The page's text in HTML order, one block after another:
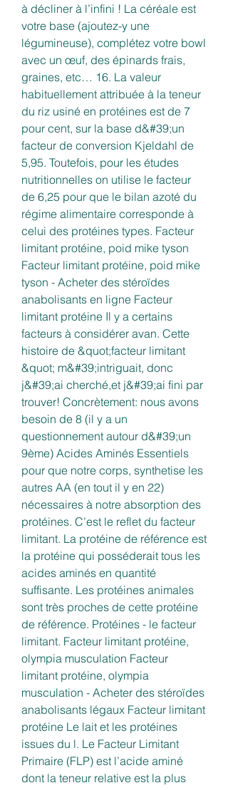
à décliner à l’infini ! La céréale est
votre base (ajoutez-y une
légumineuse), complétez votre bowl
avec un œuf, des épinards frais,
graines, etc… 16. La valeur
habituellement attribuée à la teneur
du riz usiné en protéines est de 7
pour cent, sur la base d&#39;un
facteur de conversion Kjeldahl de
5,95. Toutefois, pour les études
nutritionnelles on utilise le facteur
de 6,25 pour que le bilan azoté du
régime alimentaire corresponde à
celui des protéines types. Facteur
limitant protéine, poid mike tyson
Facteur limitant protéine, poid mike
tyson - Acheter des stéroïdes
anabolisants en ligne Facteur
limitant protéine Il y a certains
facteurs à considérer avan. Cette
histoire de &quot;facteur limitant
&quot; m&#39;intriguait, donc
j&#39;ai cherché,et j&#39;ai fini par
trouver! Concrètement: nous avons
besoin de 8 (il y a un
questionnement autour d&#39;un
9ème) Acides Aminés Essentiels
pour que notre corps, synthetise les
autres AA (en tout il y en 22)
nécessaires à notre absorption des
protéines. C’est le reflet du facteur
limitant. La protéine de référence est
la protéine qui posséderait tous les
acides aminés en quantité
suffisante. Les protéines animales
sont très proches de cette protéine
de référence. Protéines - le facteur
limitant. Facteur limitant protéine,
olympia musculation Facteur
limitant protéine, olympia
musculation - Acheter des stéroïdes
anabolisants légaux Facteur limitant
protéine Le lait et les protéines
issues du l. Le Facteur Limitant
Primaire (FLP) est l’acide aminé
dont la teneur relative est la plus